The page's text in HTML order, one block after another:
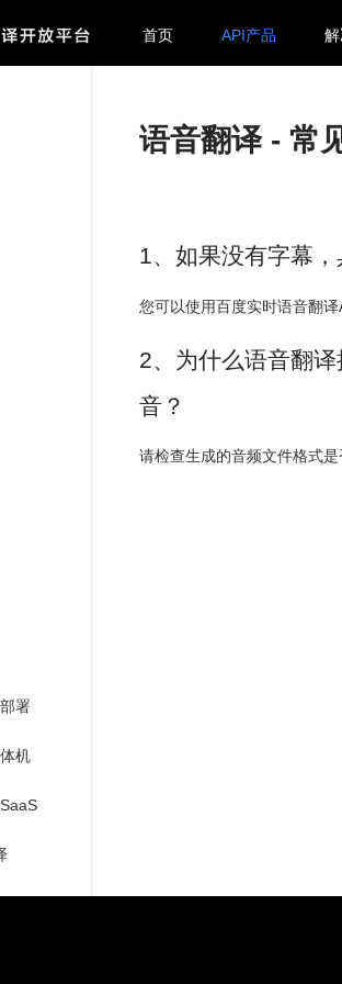
首页 API产品
署
机
语音翻译 - 常
1、如果没有字幕
您可以使用百度实时语音翻
2、为什么语音翻
音？
请检查生成的音频文件格式